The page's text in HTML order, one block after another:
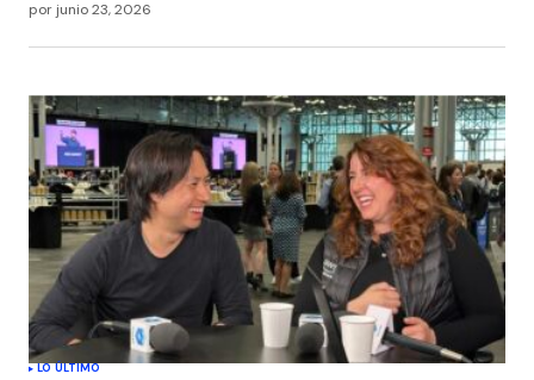
por junio 23, 2026
LO ÚLTIMO